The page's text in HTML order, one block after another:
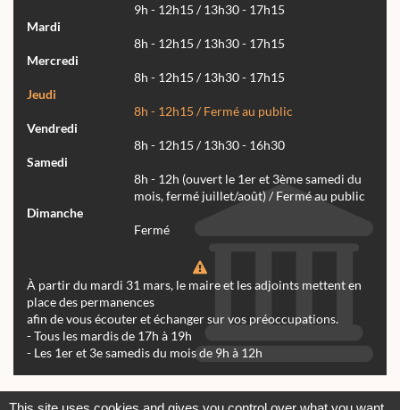
9h - 12h15 / 13h30 - 17h15
Mardi
8h - 12h15 / 13h30 - 17h15
Mercredi
8h - 12h15 / 13h30 - 17h15
Jeudi
8h - 12h15 / Fermé au public
Vendredi
8h - 12h15 / 13h30 - 16h30
Samedi
8h - 12h (ouvert le 1er et 3ème samedi du
mois, fermé juillet/août) / Fermé au public
Dimanche
Fermé
À partir du mardi 31 mars, le maire et les adjoints mettent en
place des permanences
afin de vous écouter et échanger sur vos préoccupations.
- Tous les mardis de 17h à 19h
- Les 1er et 3e samedis du mois de 9h à 12h